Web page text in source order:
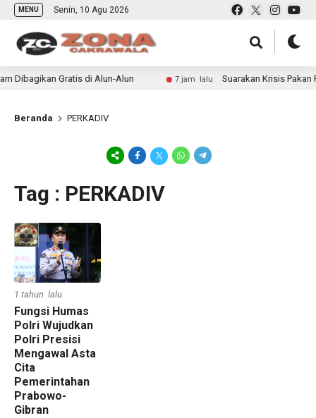
MENU Senin, 10 Agu 2026
Dibagikan Gratis di Alun-Alun 7 jam lalu Suarakan Krisis Pakan
Beranda PERKADIV
Tag : PERKADIV
1 tahun lalu
Fungsi Humas
Polri Wujudkan
Polri Presisi
Mengawal Asta
Cita
Pemerintahan
Prabowo-
Gibran